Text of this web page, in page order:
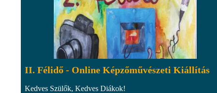
II. Félidő - Online Képzőművészeti Kiállítás
Kedves Szülők, Kedves Diákok!